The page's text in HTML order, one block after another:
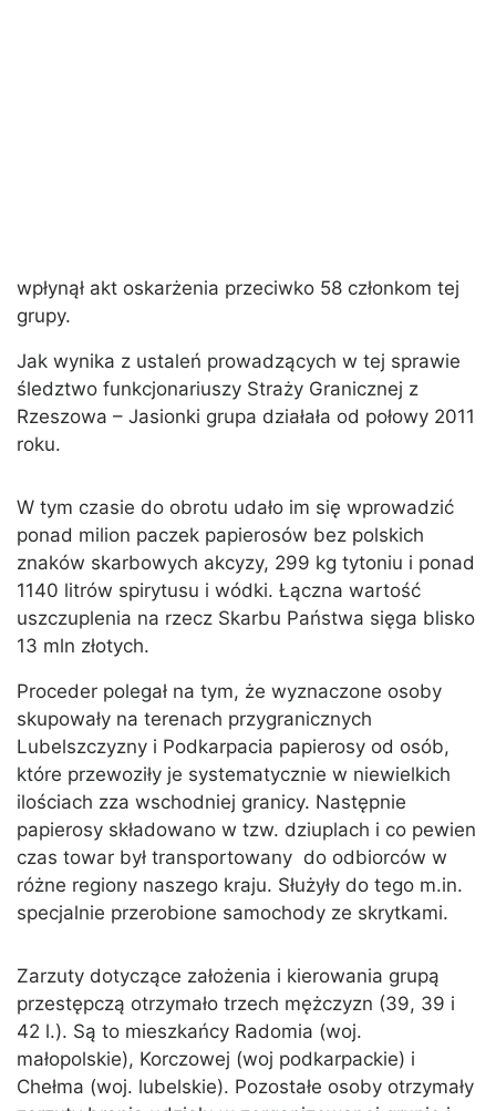
wpłynął akt oskarżenia przeciwko 58 członkom tej
grupy.
Jak wynika z ustaleń prowadzących w tej sprawie
śledztwo funkcjonariuszy Straży Granicznej z
Rzeszowa – Jasionki grupa działała od połowy 2011
roku.
W tym czasie do obrotu udało im się wprowadzić
ponad milion paczek papierosów bez polskich
znaków skarbowych akcyzy, 299 kg tytoniu i ponad
1140 litrów spirytusu i wódki. Łączna wartość
uszczuplenia na rzecz Skarbu Państwa sięga blisko
13 mln złotych.
Proceder polegał na tym, że wyznaczone osoby
skupowały na terenach przygranicznych
Lubelszczyzny i Podkarpacia papierosy od osób,
które przewoziły je systematycznie w niewielkich
ilościach zza wschodniej granicy. Następnie
papierosy składowano w tzw. dziuplach i co pewien
czas towar był transportowany do odbiorców w
różne regiony naszego kraju. Służyły do tego m.in.
specjalnie przerobione samochody ze skrytkami.
Zarzuty dotyczące założenia i kierowania grupą
przestępczą otrzymało trzech mężczyzn (39, 39 i
42 l.). Są to mieszkańcy Radomia (woj.
małopolskie), Korczowej (woj podkarpackie) i
Chełma (woj. lubelskie). Pozostałe osoby otrzymały